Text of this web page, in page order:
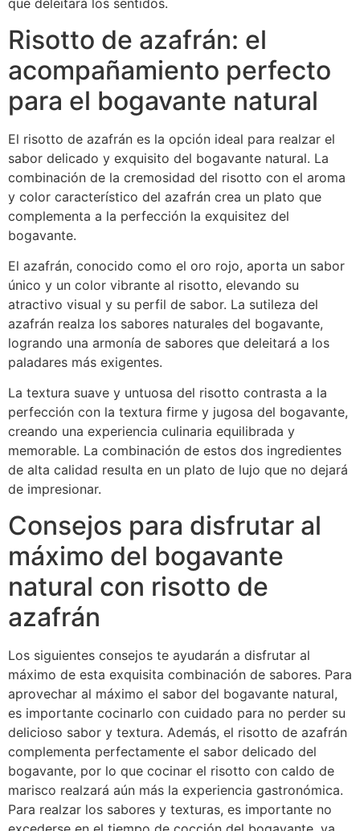
que deleitará los sentidos.
Risotto de azafrán: el
acompañamiento perfecto
para el bogavante natural
El risotto de azafrán es la opción ideal para realzar el
sabor delicado y exquisito del bogavante natural. La
combinación de la cremosidad del risotto con el aroma
y color característico del azafrán crea un plato que
complementa a la perfección la exquisitez del
bogavante.
El azafrán, conocido como el oro rojo, aporta un sabor
único y un color vibrante al risotto, elevando su
atractivo visual y su perfil de sabor. La sutileza del
azafrán realza los sabores naturales del bogavante,
logrando una armonía de sabores que deleitará a los
paladares más exigentes.
La textura suave y untuosa del risotto contrasta a la
perfección con la textura firme y jugosa del bogavante,
creando una experiencia culinaria equilibrada y
memorable. La combinación de estos dos ingredientes
de alta calidad resulta en un plato de lujo que no dejará
de impresionar.
Consejos para disfrutar al
máximo del bogavante
natural con risotto de
azafrán
Los siguientes consejos te ayudarán a disfrutar al
máximo de esta exquisita combinación de sabores. Para
aprovechar al máximo el sabor del bogavante natural,
es importante cocinarlo con cuidado para no perder su
delicioso sabor y textura. Además, el risotto de azafrán
complementa perfectamente el sabor delicado del
bogavante, por lo que cocinar el risotto con caldo de
marisco realzará aún más la experiencia gastronómica.
Para realzar los sabores y texturas, es importante no